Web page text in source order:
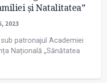
și Natalitatea”
2023
patronajul Academiei
Națională „Sănătatea